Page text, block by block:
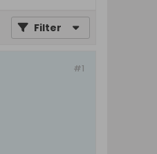
Filter
#1